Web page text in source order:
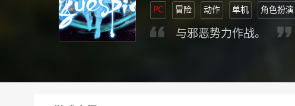
PC 冒险 动作 单机 角色扮演
与邪恶势力作战。